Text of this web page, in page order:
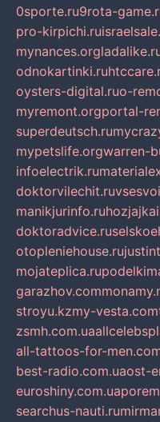
0sporte.ru9rota-
pro-kirpichi.ru
mynances.org
odnokartinki.ru
oysters-digital.ruo-
myremont.orgportal-
superdeutsch.ru
mypetslife.orgwarren-
infoelectrik.ru
doktorvilechit.ru
manikjurinfo.ru
doktoradvice.ru
otopleniehouse.ru
mojateplica.ru
garazhov.com
stroyu.kzmy-vesta.com
zsmh.com.ua
all-tattoos-for-
best-radio.com.uaost-
euroshiny.com.ua
searchus-nauti.ru